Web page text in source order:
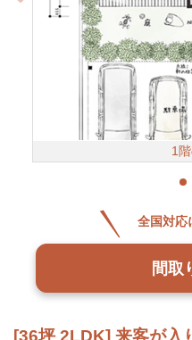
[36坪 2LDK] 来客が入
1
全国対応
間取